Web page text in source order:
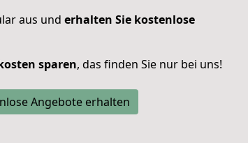
aus und erhalten Sie kostenlose
sparen, das finden Sie nur bei uns!
Angebote erhalten